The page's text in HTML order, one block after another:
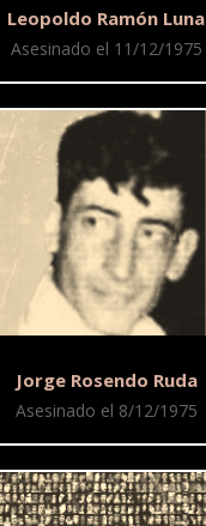
Leopoldo Ramón Luna
Asesinado el 11/12/1975
Jorge Rosendo Ruda
Asesinado el 8/12/1975